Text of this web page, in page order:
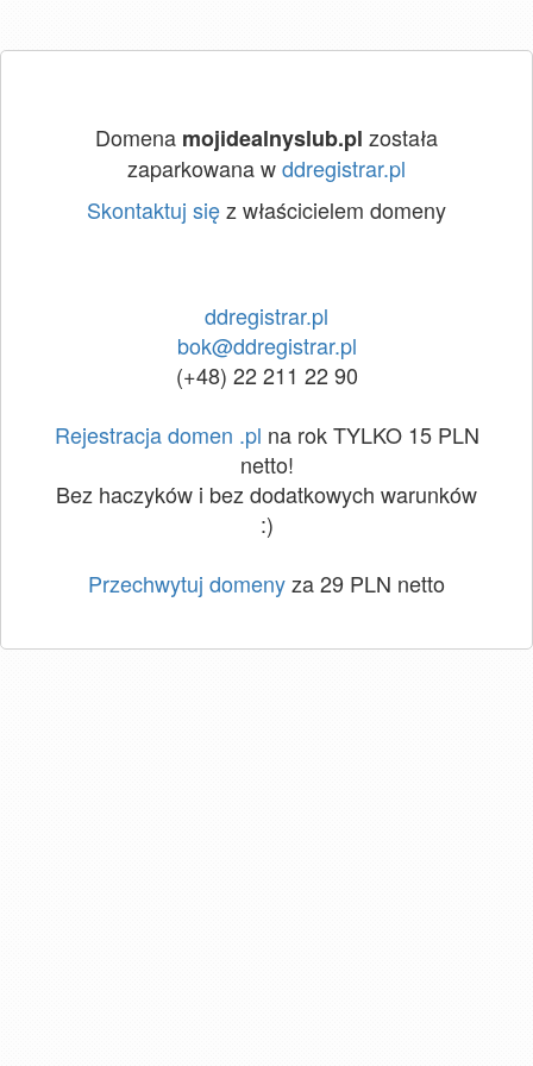
Domena mojidealnyslub.pl została
zaparkowana wddregistrar.pl
Skontaktuj sięz właścicielem domeny
ddregistrar.pl
bok@ddregistrar.pl
(+48) 22 211 22 90
Rejestracja domen .pl na rok TYLKO 15 PLN
netto!
Bez haczyków i bez dodatkowych warunków
:)
Przechwytuj domenyza 29 PLN netto